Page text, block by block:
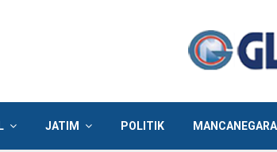
JATIM POLITIK MANCANEGARA